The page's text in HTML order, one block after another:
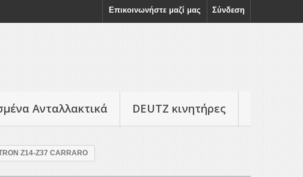
Σύνδεση
Επικοινωνήστε μαζί μας
Ανταλλακτικά DEUTZ κινητήρες
Ζ14-Ζ37 CARRARO